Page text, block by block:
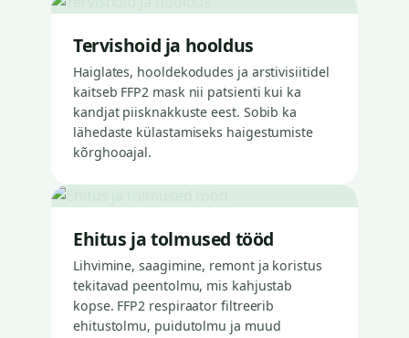
Tervishoid ja hooldus
Haiglates, hooldekodudes ja arstivisiitidel
kaitseb FFP2 mask nii patsienti kui ka
kandjat piisknakkuste eest. Sobib ka
lähedaste külastamiseks haigestumiste
kõrghooajal.
Ehitus ja tolmused tööd
Lihvimine, saagimine, remont ja koristus
tekitavad peentolmu, mis kahjustab
kopse. FFP2 respiraator filtreerib
ehitustolmu, puidutolmu ja muud